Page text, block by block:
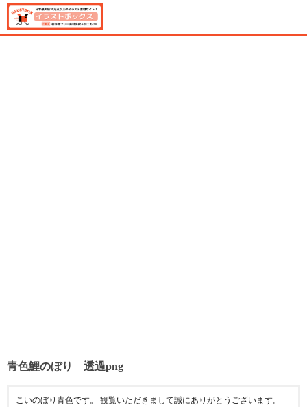
青色鯉のぼり 透過png
こいのぼり青色です。 観覧いただきまして誠にありがとうございます。